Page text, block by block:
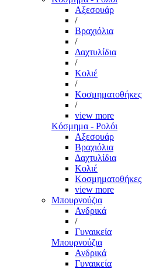
Αξεσουάρ
/
Βραχιόλια
/
Δαχτυλίδια
/
Κολιέ
/
Κοσμηματοθήκες
/
view more
Κόσμημα - Ρολόι
Αξεσουάρ
Βραχιόλια
Δαχτυλίδια
Κολιέ
Κοσμηματοθήκες
view more
Μπουρνούζια
Ανδρικά
/
Γυναικεία
Μπουρνούζια
Ανδρικά
Γυναικεία